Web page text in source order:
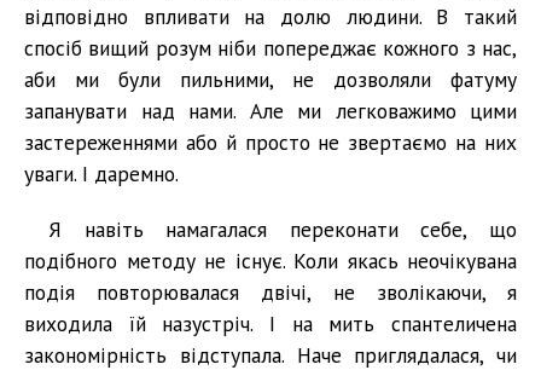
відповідно впливати на долю людини. В такий
спосіб вищий розум ніби попереджає кожного з нас,
аби ми були пильними, не дозволяли фатуму
запанувати над нами. Але ми легковажимо цими
застереженнями або й просто не звертаємо на них
уваги. І даремно.
Я навіть намагалася переконати себе, що
подібного методу не існує. Коли якась неочікувана
подія повторювалася двічі, не зволікаючи, я
виходила їй назустріч. І на мить спантеличена
закономірність відступала. Наче приглядалася, чи